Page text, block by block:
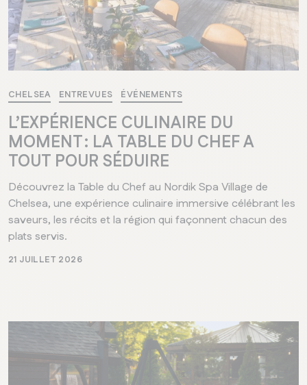
CHELSEA ENTREVUES ÉVÉNEMENTS
L’EXPÉRIENCE CULINAIRE DU
MOMENT : LA TABLE DU CHEF A
TOUT POUR SÉDUIRE
Découvrez la Table du Chef au Nordik Spa Village de
Chelsea, une expérience culinaire immersive célébrant les
saveurs, les récits et la région qui façonnent chacun des
plats servis.
21 JUILLET 2026